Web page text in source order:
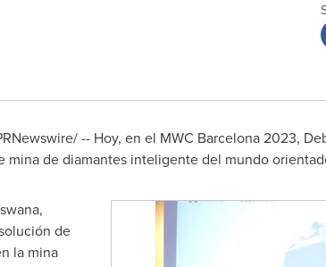
-- Hoy, en el MWC Barcelona 2023,
de diamantes inteligente del mundo
de
la mina